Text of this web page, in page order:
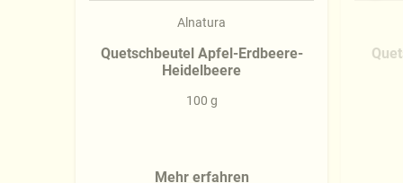
Alnatura
Quetschbeutel Apfel-Erdbeere-
Heidelbeere
100 g
Mehr erfahren